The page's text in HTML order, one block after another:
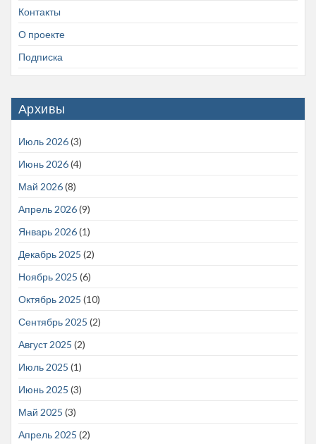
Контакты
О проекте
Подписка
Архивы
Июль 2026(3)
Июнь 2026(4)
Май 2026(8)
Апрель 2026(9)
Январь 2026(1)
Декабрь 2025 (2)
Ноябрь 2025 (6)
Октябрь 2025 (10)
Сентябрь 2025 (2)
Август 2025 (2)
Июль 2025 (1)
Июнь 2025 (3)
Май 2025 (3)
Апрель 2025 (2)